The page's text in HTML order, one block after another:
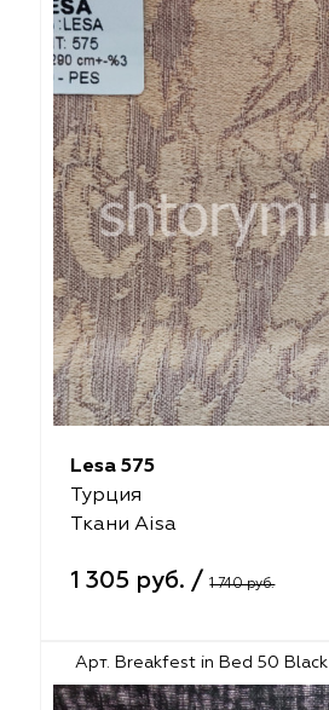
Lesa 575
Турция
Ткани Aisa
1 305 руб. /1 740 руб.
Арт. Breakfest in Bed 50 Black